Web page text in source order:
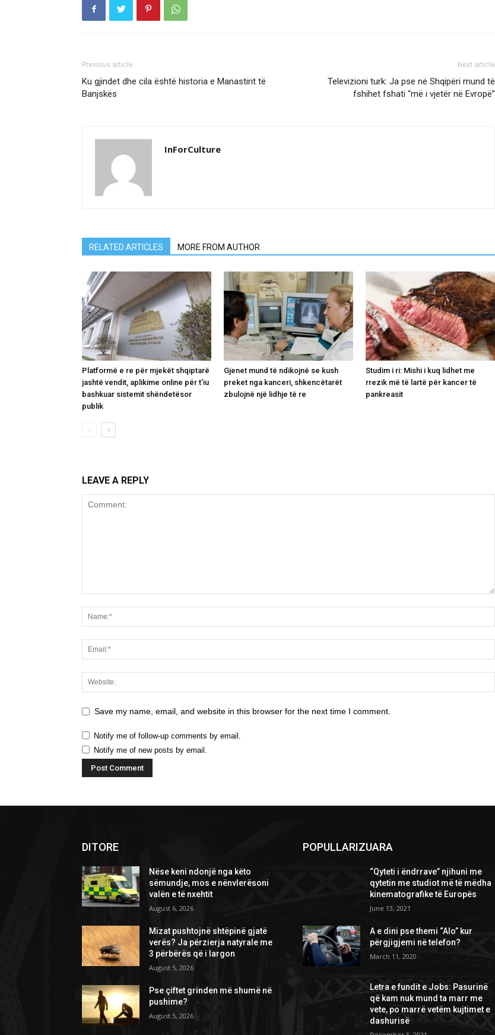
Previous article
Ku gjindet dhe cila është historia e Manastirit të
Banjskës
Next article
Televizioni turk: Ja pse në Shqipëri mund të
fshihet fshati “më i vjetër në Evropë”
InForCulture
RELATED ARTICLES MORE FROM AUTHOR
Platformë e re për mjekët shqiptarë
jashtë vendit, aplikime online për t’iu
bashkuar sistemit shëndetësor
publik
Gjenet mund të ndikojnë se kush
preket nga kanceri, shkencëtarët
zbulojnë një lidhje të re
Studim i ri: Mishi i kuq lidhet me
rrezik më të lartë për kancer të
pankreasit
LEAVE A REPLY
Save my name, email, and website in this browser for the next time I comment.
Notify me of follow-up comments by email.
Notify me of new posts by email.
DITORE
Nëse keni ndonjë nga këto
sëmundje, mos e nënvlerësoni
valën e të nxehtit
August 6, 2026
Mizat pushtojnë shtëpinë gjatë
verës? Ja përzierja natyrale me
3 përbërës që i largon
August 5, 2026
Pse çiftet grinden më shumë në
pushime?
August 5, 2026
POPULLARIZUARA
“Qyteti i ëndrrave” njihuni me
qytetin me studiot më të mëdha
kinematografike të Europës
June 13, 2021
A e dini pse themi “Alo” kur
përgjigjemi në telefon?
March 11, 2020
Letra e fundit e Jobs: Pasurinë
që kam nuk mund ta marr me
vete, po marrë vetëm kujtimet e
dashurisë